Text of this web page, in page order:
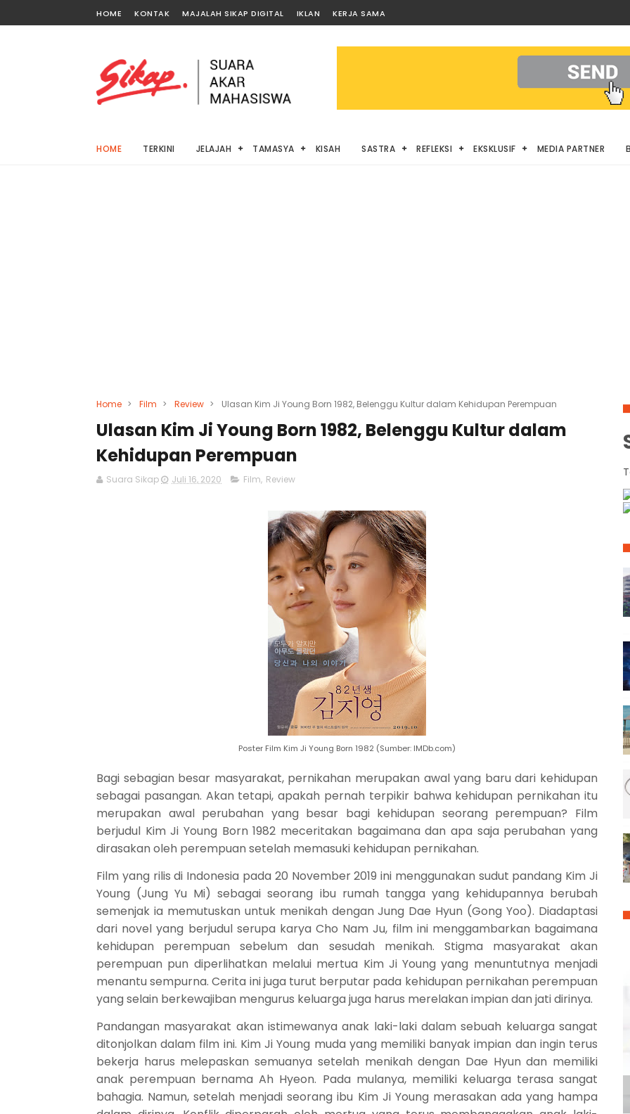
HOME KONTAK MAJALAH SIKAP DIGITAL IKLAN KERJA SAMA
HOME TERKINI JELAJAH TAMASYA KISAH SASTRA REFLEKSI EKSKLUSIF MEDIA PARTNER
Home > Film > Review > Ulasan Kim Ji Young Born 1982, Belenggu Kultur dalam Kehidupan Perempuan
Ulasan Kim Ji Young Born 1982, Belenggu Kultur dalam
Kehidupan Perempuan
Suara Sikap Juli 16, 2020 Film, Review
Poster Film Kim Ji Young Born 1982 (Sumber: IMDb.com)
Bagi sebagian besar masyarakat, pernikahan merupakan awal yang baru dari kehidupan
sebagai pasangan. Akan tetapi, apakah pernah terpikir bahwa kehidupan pernikahan itu
merupakan awal perubahan yang besar bagi kehidupan seorang perempuan? Film
berjudul Kim Ji Young Born 1982 meceritakan bagaimana dan apa saja perubahan yang
dirasakan oleh perempuan setelah memasuki kehidupan pernikahan.
Film yang rilis di Indonesia pada 20 November 2019 ini menggunakan sudut pandang Kim Ji
Young (Jung Yu Mi) sebagai seorang ibu rumah tangga yang kehidupannya berubah
semenjak ia memutuskan untuk menikah dengan Jung Dae Hyun (Gong Yoo). Diadaptasi
dari novel yang berjudul serupa karya Cho Nam Ju, film ini menggambarkan bagaimana
kehidupan perempuan sebelum dan sesudah menikah. Stigma masyarakat akan
perempuan pun diperlihatkan melalui mertua Kim Ji Young yang menuntutnya menjadi
menantu sempurna. Cerita ini juga turut berputar pada kehidupan pernikahan perempuan
yang selain berkewajiban mengurus keluarga juga harus merelakan impian dan jati dirinya.
Pandangan masyarakat akan istimewanya anak laki-laki dalam sebuah keluarga sangat
ditonjolkan dalam film ini. Kim Ji Young muda yang memiliki banyak impian dan ingin terus
bekerja harus melepaskan semuanya setelah menikah dengan Dae Hyun dan memiliki
anak perempuan bernama Ah Hyeon. Pada mulanya, memiliki keluarga terasa sangat
bahagia. Namun, setelah menjadi seorang ibu Kim Ji Young merasakan ada yang hampa